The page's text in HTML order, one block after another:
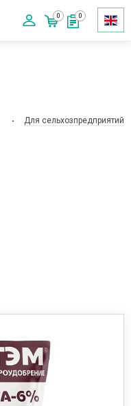
0 0
Для сельхозпредприятий